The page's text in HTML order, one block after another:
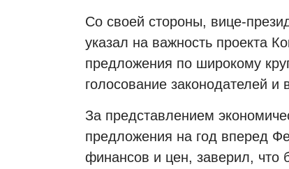
Со своей стороны, вице-
указал на важность проекта
предложения по широкому
голосование законодателей
За представлением
предложения на год вперед
финансов и цен, заверил, что